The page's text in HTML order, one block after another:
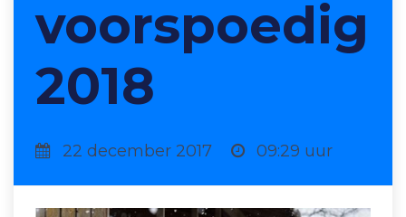
voorspoedig
2018
22 december 2017 09:29 uur